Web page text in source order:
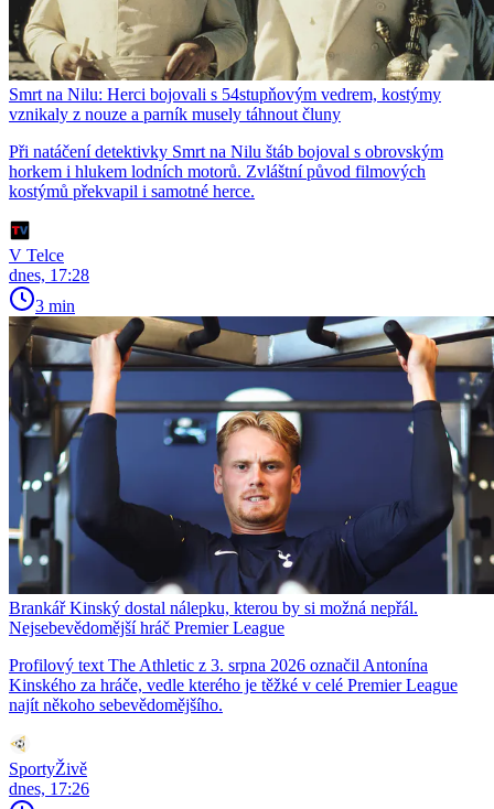
Smrt na Nilu: Herci bojovali s 54stupňovým vedrem, kostýmy
vznikaly z nouze a parník musely táhnout čluny
Při natáčení detektivky Smrt na Nilu štáb bojoval s obrovským
horkem i hlukem lodních motorů. Zvláštní původ filmových
kostýmů překvapil i samotné herce.
V Telce
dnes, 17:28
3 min
Brankář Kinský dostal nálepku, kterou by si možná nepřál.
Nejsebevědomější hráč Premier League
Profilový text The Athletic z 3. srpna 2026 označil Antonína
Kinského za hráče, vedle kterého je těžké v celé Premier League
najít někoho sebevědomějšího.
SportyŽivě
dnes, 17:26